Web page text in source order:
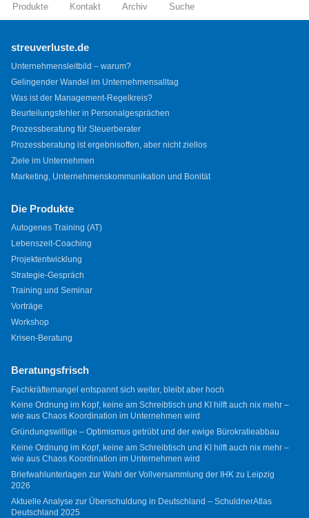
Produkte Kontakt Archiv Suche
streuverluste.de
Unternehmensleitbild – warum?
Gelingender Wandel im Unternehmensalltag
Was ist der Management-Regelkreis?
Beurteilungsfehler in Personalgesprächen
Prozessberatung für Steuerberater
Prozessberatung ist ergebnisoffen, aber nicht ziellos
Ziele im Unternehmen
Marketing, Unternehmenskommunikation und Bonität
Die Produkte
Autogenes Training (AT)
Lebenszeit-Coaching
Projektentwicklung
Strategie-Gespräch
Training und Seminar
Vorträge
Workshop
Krisen-Beratung
Beratungsfrisch
Fachkräftemangel entspannt sich weiter, bleibt aber hoch
Keine Ordnung im Kopf, keine am Schreibtisch und KI hilft auch nix mehr –
wie aus Chaos Koordination im Unternehmen wird
Gründungswillige – Optimismus getrübt und der ewige Bürokratieabbau
Keine Ordnung im Kopf, keine am Schreibtisch und KI hilft auch nix mehr –
wie aus Chaos Koordination im Unternehmen wird
Briefwahlunterlagen zur Wahl der Vollversammlung der IHK zu Leipzig
2026
Aktuelle Analyse zur Überschuldung in Deutschland – SchuldnerAtlas
Deutschland 2025